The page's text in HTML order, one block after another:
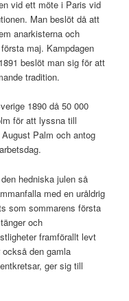
vid ett möte i Paris vid
Man beslöt då att
anarkisterna och
maj. Kampdagen
beslöt man sig för att
tradition.
1890 då 50 000
för att lyssna till
Palm och antog
hedniska julen så
med en uråldrig
som sommarens första
och
framförallt levt
den gamla
ger sig till